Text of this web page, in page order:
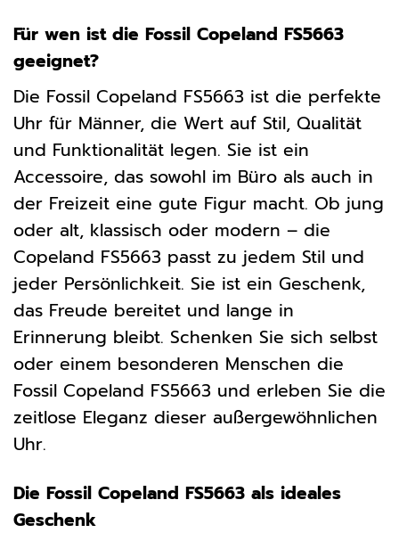
Für wen ist die Fossil Copeland FS5663
geeignet?
Die Fossil Copeland FS5663 ist die perfekte
Uhr für Männer, die Wert auf Stil, Qualität
und Funktionalität legen. Sie ist ein
Accessoire, das sowohl im Büro als auch in
der Freizeit eine gute Figur macht. Ob jung
oder alt, klassisch oder modern – die
Copeland FS5663 passt zu jedem Stil und
jeder Persönlichkeit. Sie ist ein Geschenk,
das Freude bereitet und lange in
Erinnerung bleibt. Schenken Sie sich selbst
oder einem besonderen Menschen die
Fossil Copeland FS5663 und erleben Sie die
zeitlose Eleganz dieser außergewöhnlichen
Uhr.
Die Fossil Copeland FS5663 als ideales
Geschenk